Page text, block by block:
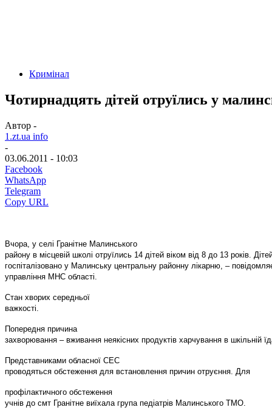
Кримінал
Чотирнадцять дітей отруїлись у
Автор -
1.zt.ua info
-
03.06.2011 - 10:03
Facebook
WhatsApp
Telegram
Copy URL
Вчора, у селі Гранітне Малинського
району в місцевій школі отруїлись 14 дітей віком від 8 до 13 років.
госпіталізовано у Малинську центральну районну лікарню, –
управління МНС області.
Стан хворих середньої
важкості.
Попередня причина
захворювання – вживання неякісних продуктів харчування в шкільній
Представниками обласної СЕС
проводяться обстеження для встановлення причин отруєння. Для
профілактичного обстеження
учнів до смт Гранітне виїхала група педіатрів Малинського ТМО.